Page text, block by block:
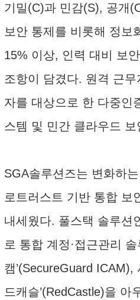
기밀(C)과 민감(S), 공개
보안 통제를 비롯해 정보
15% 이상, 인력 대비 보
조항이 담겼다. 원격 근무
자를 대상으로 한 다중인
스템 및 민간 클라우드
SGA솔루션즈는 변화하
로트러스트 기반 통합 보
내세웠다. 풀스택 솔루션
로 통합 계정·접근관리 솔
캠’(SecureGuard ICAM),
드캐슬’(RedCastle)을 아